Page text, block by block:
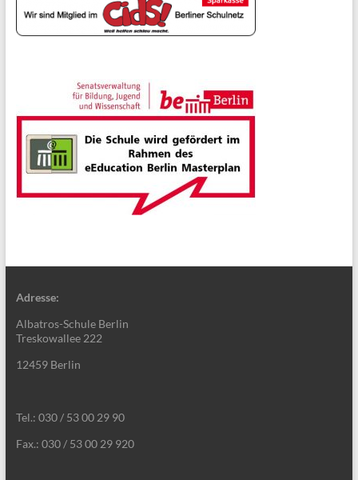
Adresse:
Albatros-Schule Berlin
Treskowallee 222
12459 Berlin
Tel.: 030 / 53 00 29 90
Fax.: 030 / 53 00 29 920